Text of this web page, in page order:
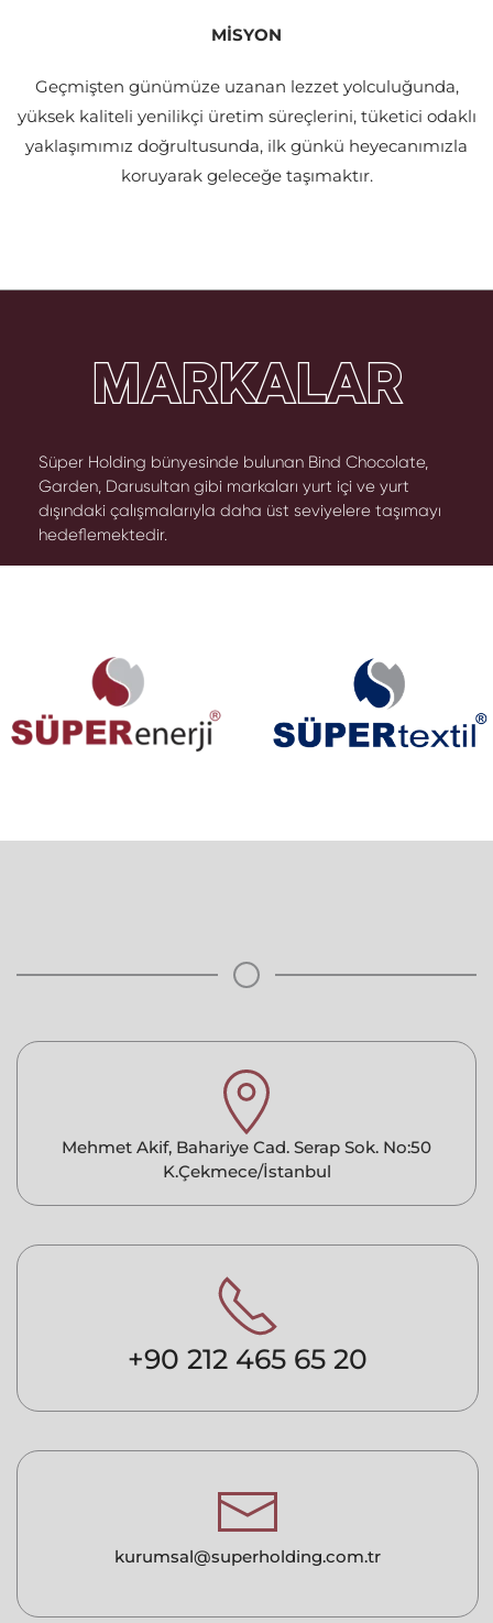
MİSYON
Geçmişten günümüze uzanan lezzet yolculuğunda,
yüksek kaliteli yenilikçi üretim süreçlerini, tüketici odaklı
yaklaşımımız doğrultusunda, ilk günkü heyecanımızla
koruyarak geleceğe taşımaktır.
MARKALAR
Süper Holding bünyesinde bulunan Bind Chocolate,
Garden, Darusultan gibi markaları yurt içi ve yurt
dışındaki çalışmalarıyla daha üst seviyelere taşımayı
hedeflemektedir.
Mehmet Akif, Bahariye Cad. Serap Sok. No:50
K.Çekmece/İstanbul
+90 212 465 65 20
kurumsal@superholding.com.tr